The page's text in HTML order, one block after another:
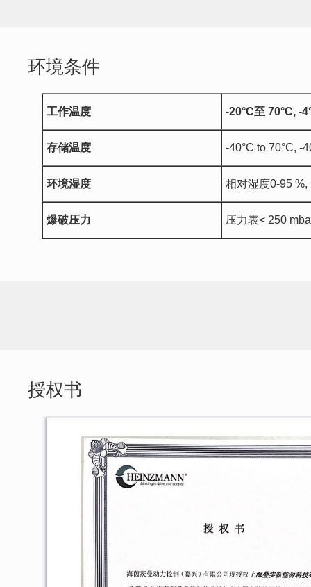
环境条件
工作温度 -20°C至 70°C, -
存储温度 -40°C to 70°C, -
环境湿度 相对湿度0-95 %,
爆破压力 压力表< 250
授权书